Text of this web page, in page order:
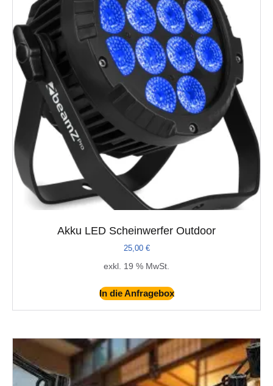
Akku LED Scheinwerfer Outdoor
25,00 €
exkl. 19 % MwSt.
In die Anfragebox